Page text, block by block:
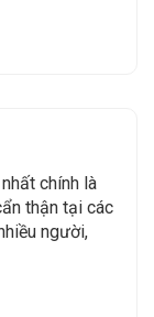
chính là
thận tại các
người,